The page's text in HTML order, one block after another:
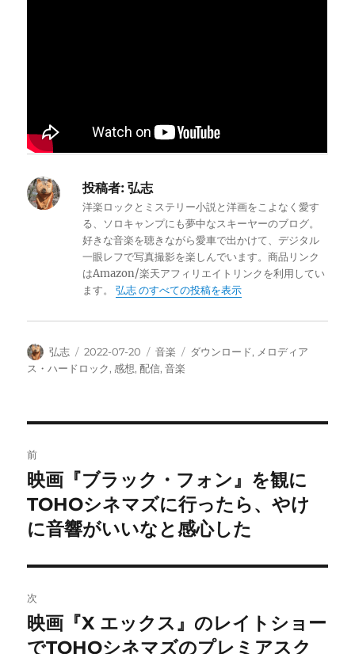
投稿者: 弘志
洋楽ロックとミステリー小説と洋画をこよなく愛す
る、ソロキャンプにも夢中なスキーヤーのブログ。
好きな音楽を聴きながら愛車で出かけて、デジタル
一眼レフで写真撮影を楽しんでいます。商品リンク
はAmazon/楽天アフィリエイトリンクを利用してい
ます。弘志 のすべての投稿を表示
投
稿
弘志
投
稿
2022-07-20
カ
テ
音楽
タ
ダウンロード, メロディア
ス・ハードロック, 感想,配信,音楽
稿
ナ
ビ
ゲ
ー
シ
前
前
の
投
映画『ブラック・フォン』を観に
TOHOシネマズに行ったら、やけ
に音響がいいなと感心した
次
次
の
映画『X エックス』のレイトショー
でTOHOシネマズのプレミアスク